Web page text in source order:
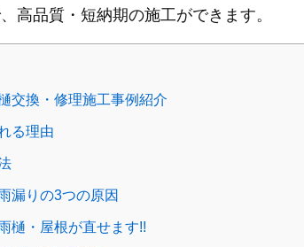
高品質・短納期の施工ができます。
交換・修理施工事例紹介
る理由
漏りの3つの原因
樋・屋根が直せます!!